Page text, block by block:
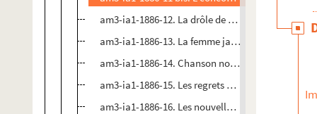
am3-ia1-1886-12. La drôle de noce : chanson
am3-ia1-1886-13. La femme jalouse : chanson
am3-ia1-1886-14. Chanson nouvelle en patois de
am3-ia1-1886-15. Les regrets d'une jardinière
am3-ia1-1886-16. Les nouvelles au cricré